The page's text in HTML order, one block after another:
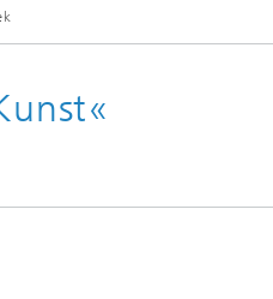
Reliability